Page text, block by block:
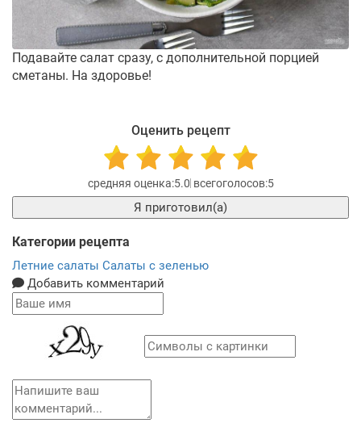
Подавайте салат сразу, с дополнительной порцией
сметаны. На здоровье!
Оценить рецепт
5.0 5
Я приготовил(а)
Категории рецепта
Летние салаты Салаты с зеленью
Добавить комментарий